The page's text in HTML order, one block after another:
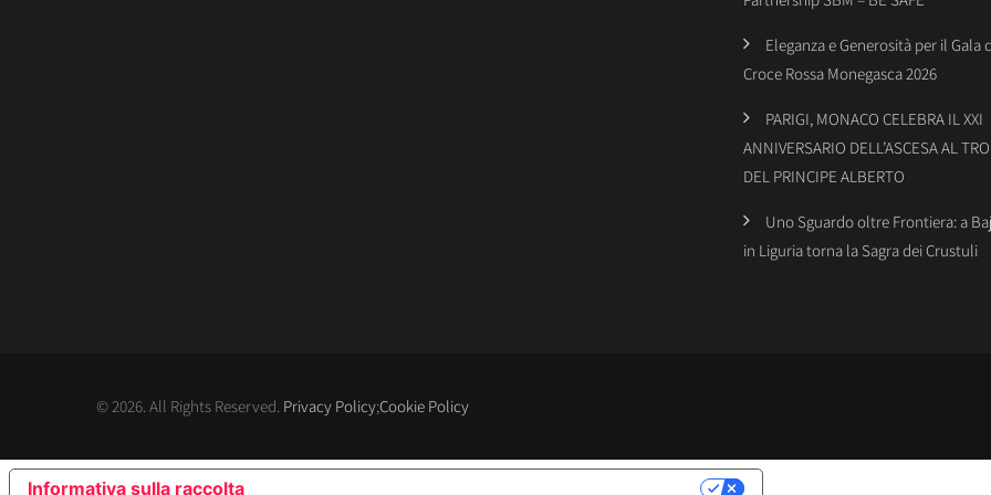
Eleganza e Generosità per il Gala
Croce Rossa Monegasca 2026
PARIGI, MONACO CELEBRA IL XXI
ANNIVERSARIO DELL’ASCESA AL
DEL PRINCIPE ALBERTO
Uno Sguardo oltre Frontiera: a
in Liguria torna la Sagra dei Crustuli
© 2026. All Rights Reserved. Privacy Policy;Cookie Policy
Informativa sulla raccolta